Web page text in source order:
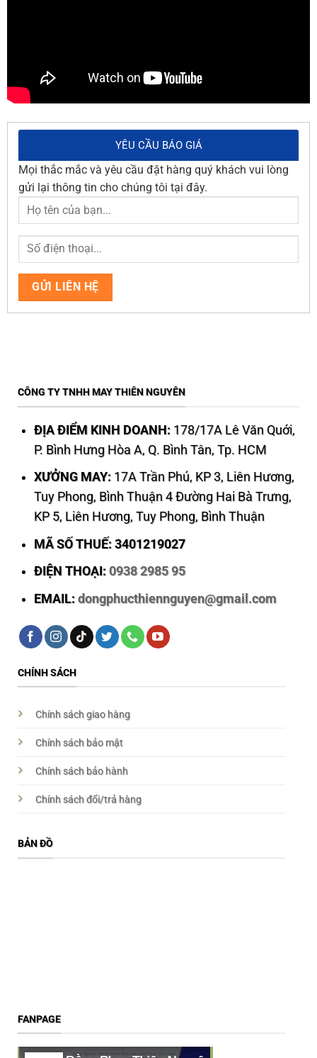
YÊU CẦU BÁO GIÁ
Mọi thắc mắc và yêu cầu đặt hàng quý khách vui lòng
gửi lại thông tin cho chúng tôi tại đây.
CÔNG TY TNHH MAY THIÊN NGUYÊN
ĐỊA ĐIỂM KINH DOANH: 178/17A Lê Văn Quới,
P. Bình Hưng Hòa A, Q. Bình Tân, Tp. HCM
XƯỞNG MAY: 17A Trần Phú, KP 3, Liên Hương,
Tuy Phong, Bình Thuận 4 Đường Hai Bà Trưng,
KP 5, Liên Hương, Tuy Phong, Bình Thuận
MÃ SỐ THUẾ: 3401219027
ĐIỆN THOẠI: 0938 2985 95
EMAIL: dongphucthiennguyen@gmail.com
CHÍNH SÁCH
Chính sách giao hàng
Chính sách bảo mật
Chính sách bảo hành
Chính sách đổi/trả hàng
BẢN ĐỒ
FANPAGE